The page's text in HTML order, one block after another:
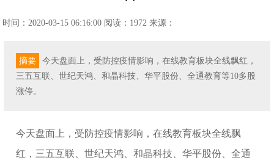
时间：2020-03-15 06:16:00 阅读：1972 来源：
摘要
今天盘面上，受防控疫情影响，在线教育板块全线飘红，
三五互联、世纪天鸿、和晶科技、华平股份、全通教育等10多股
涨停。
今天盘面上，受防控疫情影响，在线教育板块全线飘
红，三五互联、世纪天鸿、和晶科技、华平股份、全通